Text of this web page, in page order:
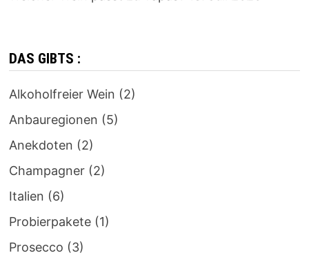
DAS GIBTS :
Alkoholfreier Wein (2)
Anbauregionen (5)
Anekdoten (2)
Champagner(2)
Italien (6)
Probierpakete(1)
Prosecco (3)